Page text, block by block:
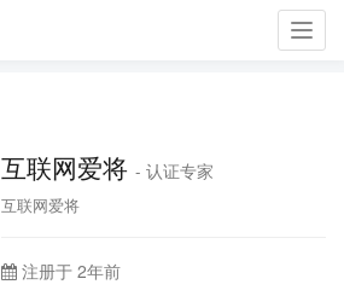
互联网爱将- 认证专家
互联网爱将
注册于 2年前